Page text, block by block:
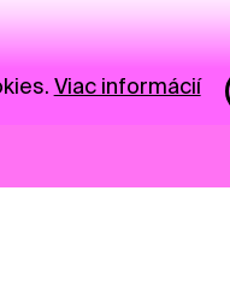
Viac informácií